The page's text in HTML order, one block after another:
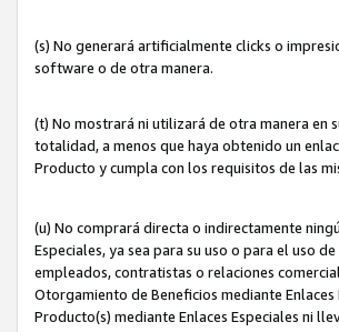
(s) No generará artificialmente clicks o
software o de otra manera.
(t) No mostrará ni utilizará de otra manera en
totalidad, a menos que haya obtenido un
Producto y cumpla con los requisitos de las
(u) No comprará directa o indirectamente
Especiales, ya sea para su uso o para el uso
empleados, contratistas o relaciones
Otorgamiento de Beneficios mediante
Producto(s) mediante Enlaces Especiales ni